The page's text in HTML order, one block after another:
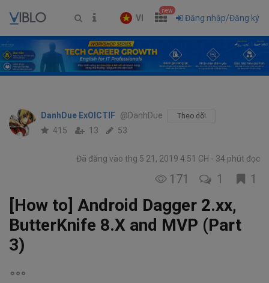
VI
new
Đăng nhập/Đăng ký
DanhDue ExOICTIF @DanhDue Theo dõi
415 13 53
Đã đăng vào thg 5 21, 2019 4:51 CH 34 phút đọc
171 1 1
[How to] Android Dagger 2.xx,
ButterKnife 8.X and MVP (Part
3)